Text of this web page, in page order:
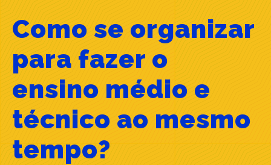
Como se organizar
para fazer o
ensino médio e
técnico ao mesmo
tempo?